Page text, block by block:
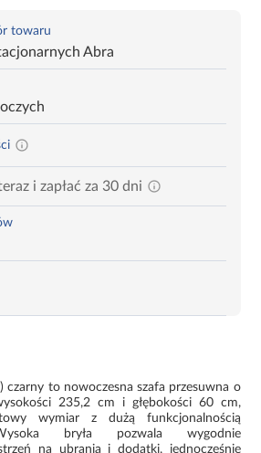
towaru
Abra
i zapłać za 30 dni
czarny to nowoczesna szafa przesuwna o
235,2 cm i głębokości 60 cm,
wymiar z dużą funkcjonalnością
bryła pozwala wygodnie
na ubrania i dodatki, jednocześnie